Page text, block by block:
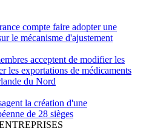
compte faire adopter une
le mécanisme d'ajustement
acceptent de modifier les
les exportations de médicaments
du Nord
la création d'une
de 28 sièges